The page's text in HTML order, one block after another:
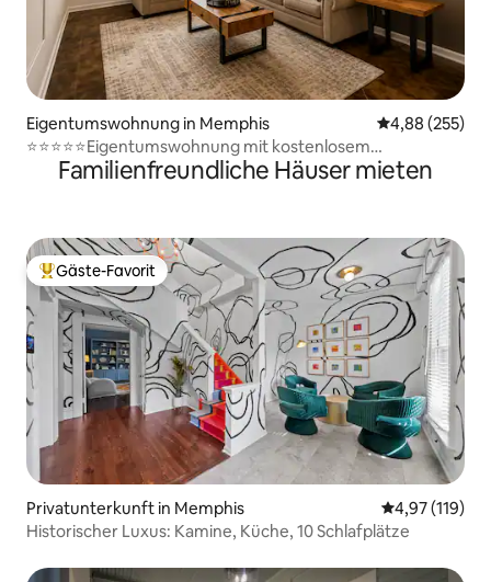
Eigentumswohnung in Memphis
4,88 (255)
⭐️⭐️⭐️⭐️⭐️Eigentumswohnung mit kostenlosem
Parkplatz⭐️⭐️⭐️⭐️⭐️
Familienfreundliche Häuser mieten
Beliebter Gäste-Favorit.
Gäste-Favorit
Privatunterkunft in Memphis
4,97 (119)
Historischer Luxus: Kamine, Küche, 10 Schlafplätze